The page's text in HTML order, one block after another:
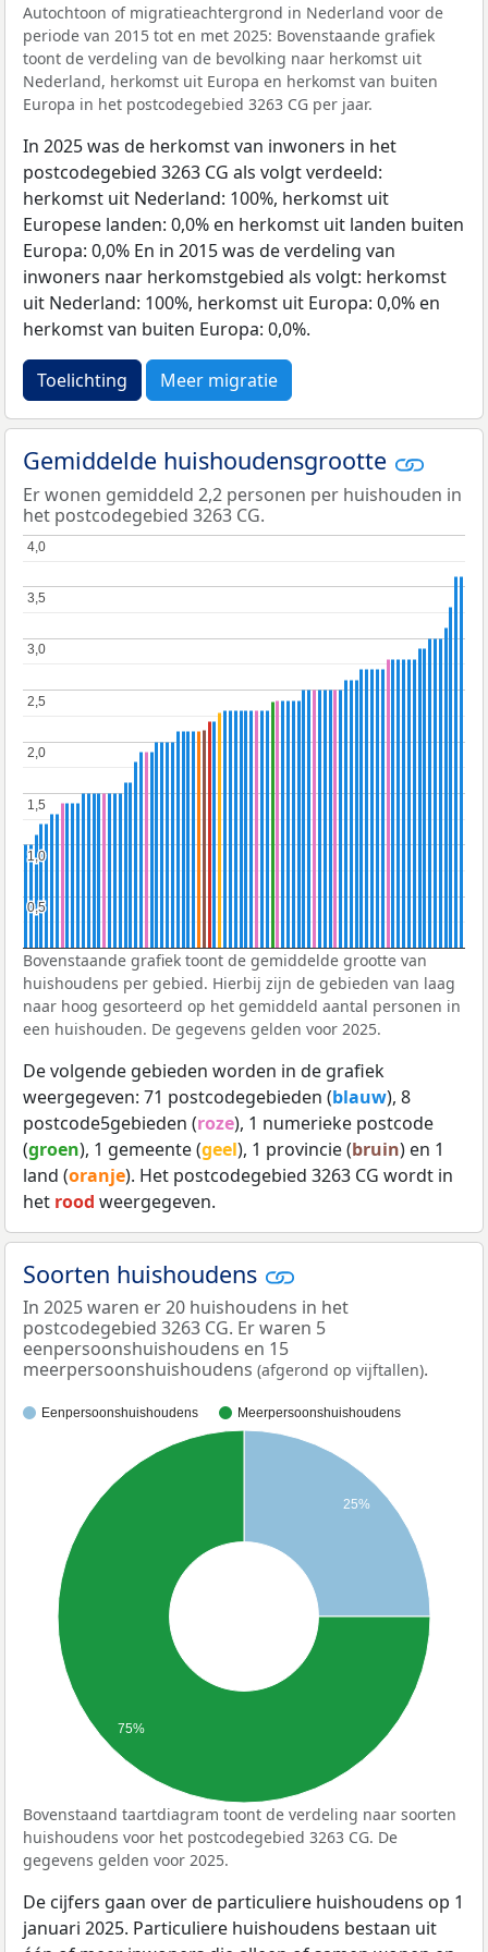
Autochtoon of migratieachtergrond in Nederland voor de
periode van 2015 tot en met 2025: Bovenstaande grafiek
toont de verdeling van de bevolking naar herkomst uit
Nederland, herkomst uit Europa en herkomst van buiten
Europa in het postcodegebied 3263 CG per jaar.
In 2025 was de herkomst van inwoners in het
postcodegebied 3263 CG als volgt verdeeld:
herkomst uit Nederland: 100%, herkomst uit
Europese landen: 0,0% en herkomst uit landen buiten
Europa: 0,0% En in 2015 was de verdeling van
inwoners naar herkomstgebied als volgt: herkomst
uit Nederland: 100%, herkomst uit Europa: 0,0% en
herkomst van buiten Europa: 0,0%.
Toelichting Meer migratie
Gemiddelde huishoudensgrootte
Er wonen gemiddeld 2,2 personen per huishouden in
het postcodegebied 3263 CG.
0,5
0,5
1,0
1,0
1,5
1,5
2,0
2,0
2,5
2,5
3,0
3,0
3,5
3,5
4,0
4,0
Bovenstaande grafiek toont de gemiddelde grootte van
huishoudens per gebied. Hierbij zijn de gebieden van laag
naar hoog gesorteerd op het gemiddeld aantal personen in
een huishouden. De gegevens gelden voor 2025.
De volgende gebieden worden in de grafiek
weergegeven: 71 postcodegebieden (blauw), 8
postcode5gebieden (roze), 1 numerieke postcode
(groen), 1 gemeente (geel), 1 provincie (bruin) en 1
land (oranje). Het postcodegebied 3263 CG wordt in
het rood weergegeven.
Soorten huishoudens
In 2025 waren er 20 huishoudens in het
postcodegebied 3263 CG. Er waren 5
eenpersoonshuishoudens en 15
meerpersoonshuishoudens (afgerond op vijftallen).
Eenpersoonshuishoudens Meerpersoonshuishoudens
25%
75%
Bovenstaand taartdiagram toont de verdeling naar soorten
huishoudens voor het postcodegebied 3263 CG. De
gegevens gelden voor 2025.
De cijfers gaan over de particuliere huishoudens op 1
januari 2025. Particuliere huishoudens bestaan uit